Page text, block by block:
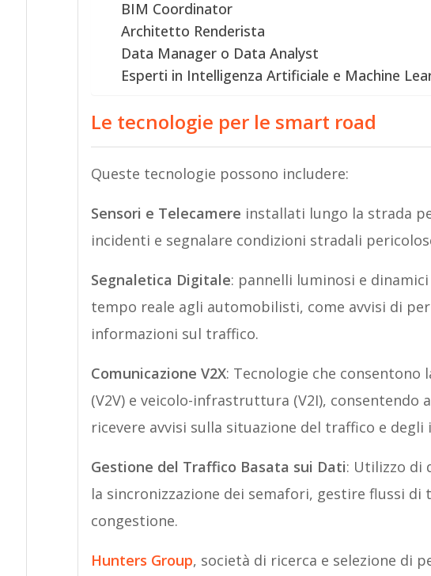
BIM Coordinator
Architetto Renderista
Data Manager o Data Analyst
Esperti in Intelligenza Artificiale e Machine
Le tecnologie per le smart road
Queste tecnologie possono includere:
Sensori e Telecamere installati lungo la strada
incidenti e segnalare condizioni stradali
Segnaletica Digitale: pannelli luminosi e
tempo reale agli automobilisti, come avvisi di
informazioni sul traffico.
Comunicazione V2X: Tecnologie che consentono
(V2V) e veicolo-infrastruttura (V2I), consentendo
ricevere avvisi sulla situazione del traffico e degli
Gestione del Traffico Basata sui Dati: Utilizzo di
la sincronizzazione dei semafori, gestire flussi
congestione.
Hunters Group, società di ricerca e selezione di